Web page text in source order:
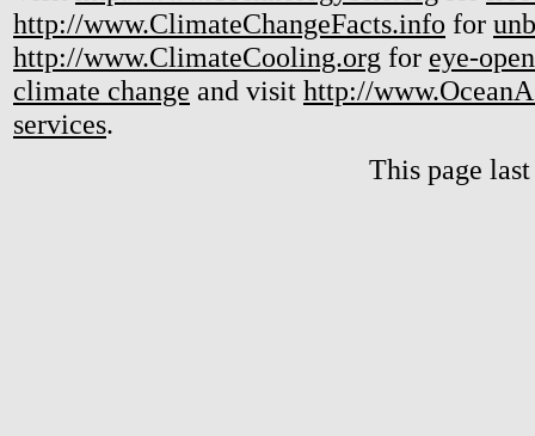
http://www.ClimateChangeFacts.info for
http://www.ClimateCooling.org for eye-
climate change and visit http://
services.
This page